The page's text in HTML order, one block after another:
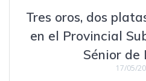
Tres oros, dos
en el Provincial
Sénior de
17/05/